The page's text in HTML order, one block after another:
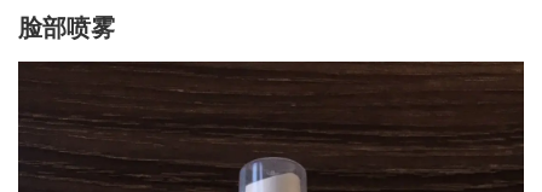
脸部喷雾